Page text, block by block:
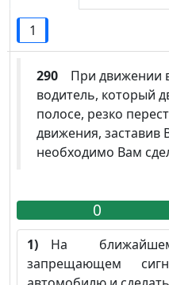
1
290 При движении
водитель, который
полосе, резко
движения, заставив
необходимо Вам
0
1) На
запрещающем